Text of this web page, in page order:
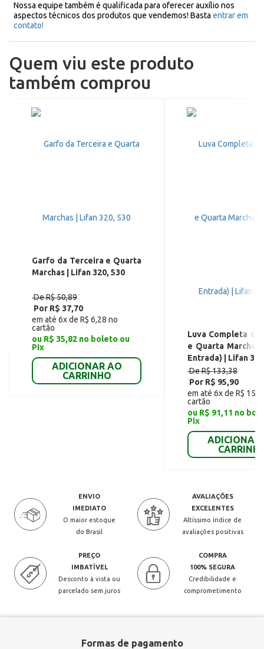
Nossa equipe também é qualificada para oferecer auxílio nos
aspectos técnicos dos produtos que vendemos! Basta entrar em
contato!
Quem viu este produto
também comprou
Garfo da Terceira e Quarta
Marchas | Lifan 320, 530
De R$ 50,89
Por R$ 37,70
em até 6x de R$ 6,28 no
cartão
ou R$ 35,82 no boleto ou
Pix
ADICIONAR AO
CARRINHO
Luva Completa da
e Quarta Marchas
Entrada) | Lifan
De R$ 133,38
Por R$ 95,90
em até 6x de R$
cartão
ou R$ 91,11 no
Pix
ADICIONAR
ENVIO
IMEDIATO
O maior estoque
do Brasil
AVALIAÇÕES
EXCELENTES
Altíssimo índice de
avaliações positivas
PREÇO
IMBATÍVEL
Desconto à vista ou
parcelado sem juros
COMPRA
100% SEGURA
Credibilidade e
comprometimento
Formas de pagamento